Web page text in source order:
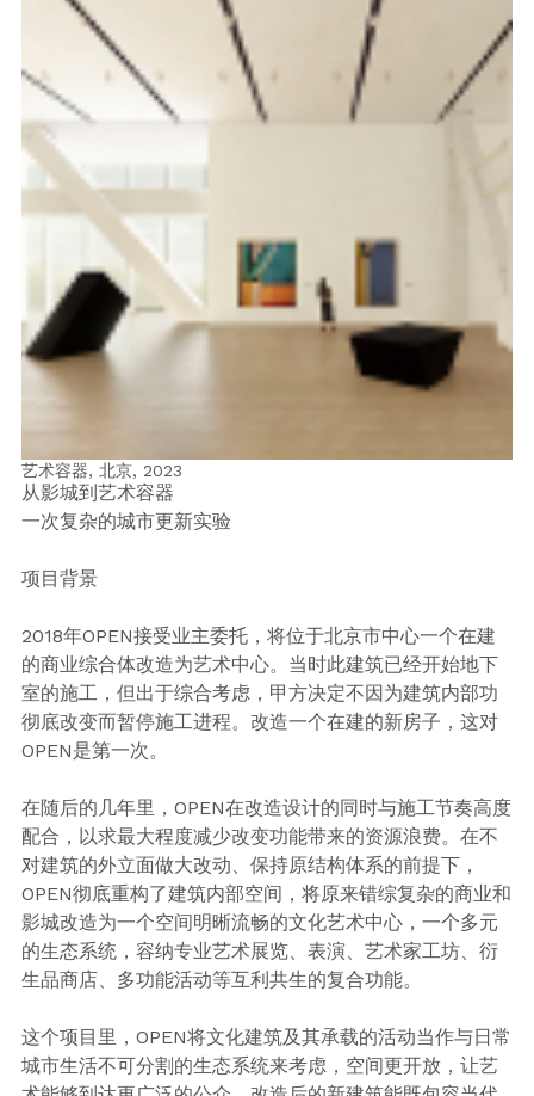
艺术容器, 北京, 2023
从影城到艺术容器
一次复杂的城市更新实验
项目背景
2018年OPEN接受业主委托，将位于北京市中心一个在建
的商业综合体改造为艺术中心。当时此建筑已经开始地下
室的施工，但出于综合考虑，甲方决定不因为建筑内部功
彻底改变而暂停施工进程。改造一个在建的新房子，这对
OPEN是第一次。
在随后的几年里，OPEN在改造设计的同时与施工节奏高度
配合，以求最大程度减少改变功能带来的资源浪费。在不
对建筑的外立面做大改动、保持原结构体系的前提下，
OPEN彻底重构了建筑内部空间，将原来错综复杂的商业和
影城改造为一个空间明晰流畅的文化艺术中心，一个多元
的生态系统，容纳专业艺术展览、表演、艺术家工坊、衍
生品商店、多功能活动等互利共生的复合功能。
这个项目里，OPEN将文化建筑及其承载的活动当作与日常
城市生活不可分割的生态系统来考虑，空间更开放，让艺